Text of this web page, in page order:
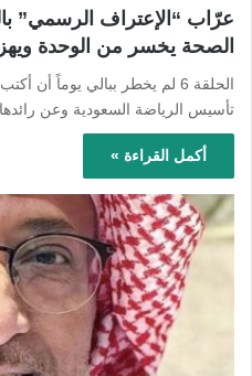
عرّاب “الإعتراف الرسمي”
الصحة يخسر من الوحدة
الحلقة 6 لم يخطر ببالي يوماً
تأسيس الرياضة السعودية وعن رائدها
أكمل القراءة »